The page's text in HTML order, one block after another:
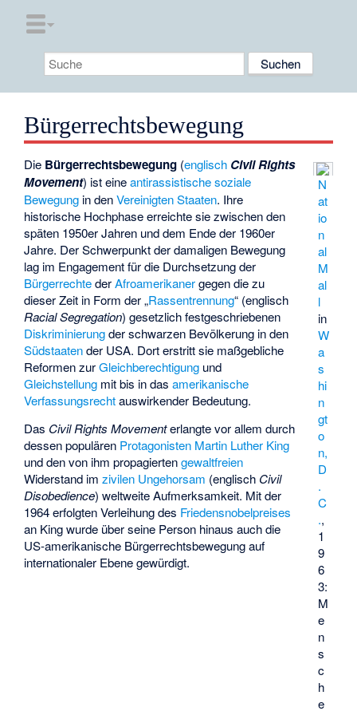
Bürgerrechtsbewegung
N
at
io
n
al
M
al
l
in
W
a
s
hi
n
gt
o
n,
D
.
C
.,
1
9
6
3:
M
e
n
s
c
h
e
Die Bürgerrechtsbewegung (englisch Civil Rights
Movement) ist eineantirassistische soziale
Bewegung in denVereinigten Staaten. Ihre
historische Hochphase erreichte sie zwischen den
späten 1950er Jahren und dem Ende der 1960er
Jahre. Der Schwerpunkt der damaligen Bewegung
lag im Engagement für die Durchsetzung der
BürgerrechtederAfroamerikanergegen die zu
dieser Zeit in Form der „Rassentrennung“ (englisch
Racial Segregation) gesetzlich festgeschriebenen
Diskriminierungder schwarzen Bevölkerung in den
Südstaatender USA. Dort erstritt sie maßgebliche
Reformen zurGleichberechtigung und
Gleichstellung mit bis in dasamerikanische
Verfassungsrechtauswirkender Bedeutung.
Das Civil Rights Movementerlangte vor allem durch
dessen populären Protagonisten Martin Luther King
und den von ihm propagiertengewaltfreien
Widerstand imzivilen Ungehorsam (englisch Civil
Disobedience) weltweite Aufmerksamkeit. Mit der
1964 erfolgten Verleihung des Friedensnobelpreises
an King wurde über seine Person hinaus auch die
US-amerikanische Bürgerrechtsbewegung auf
internationaler Ebene gewürdigt.